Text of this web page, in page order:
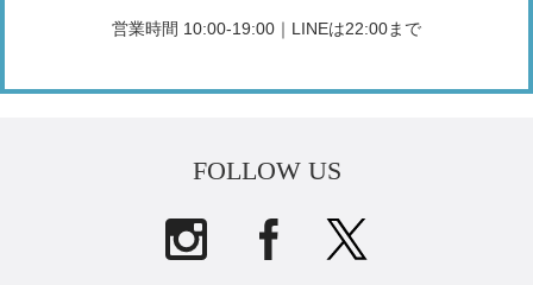
営業時間 10:00-19:00｜LINEは22:00まで
FOLLOW US